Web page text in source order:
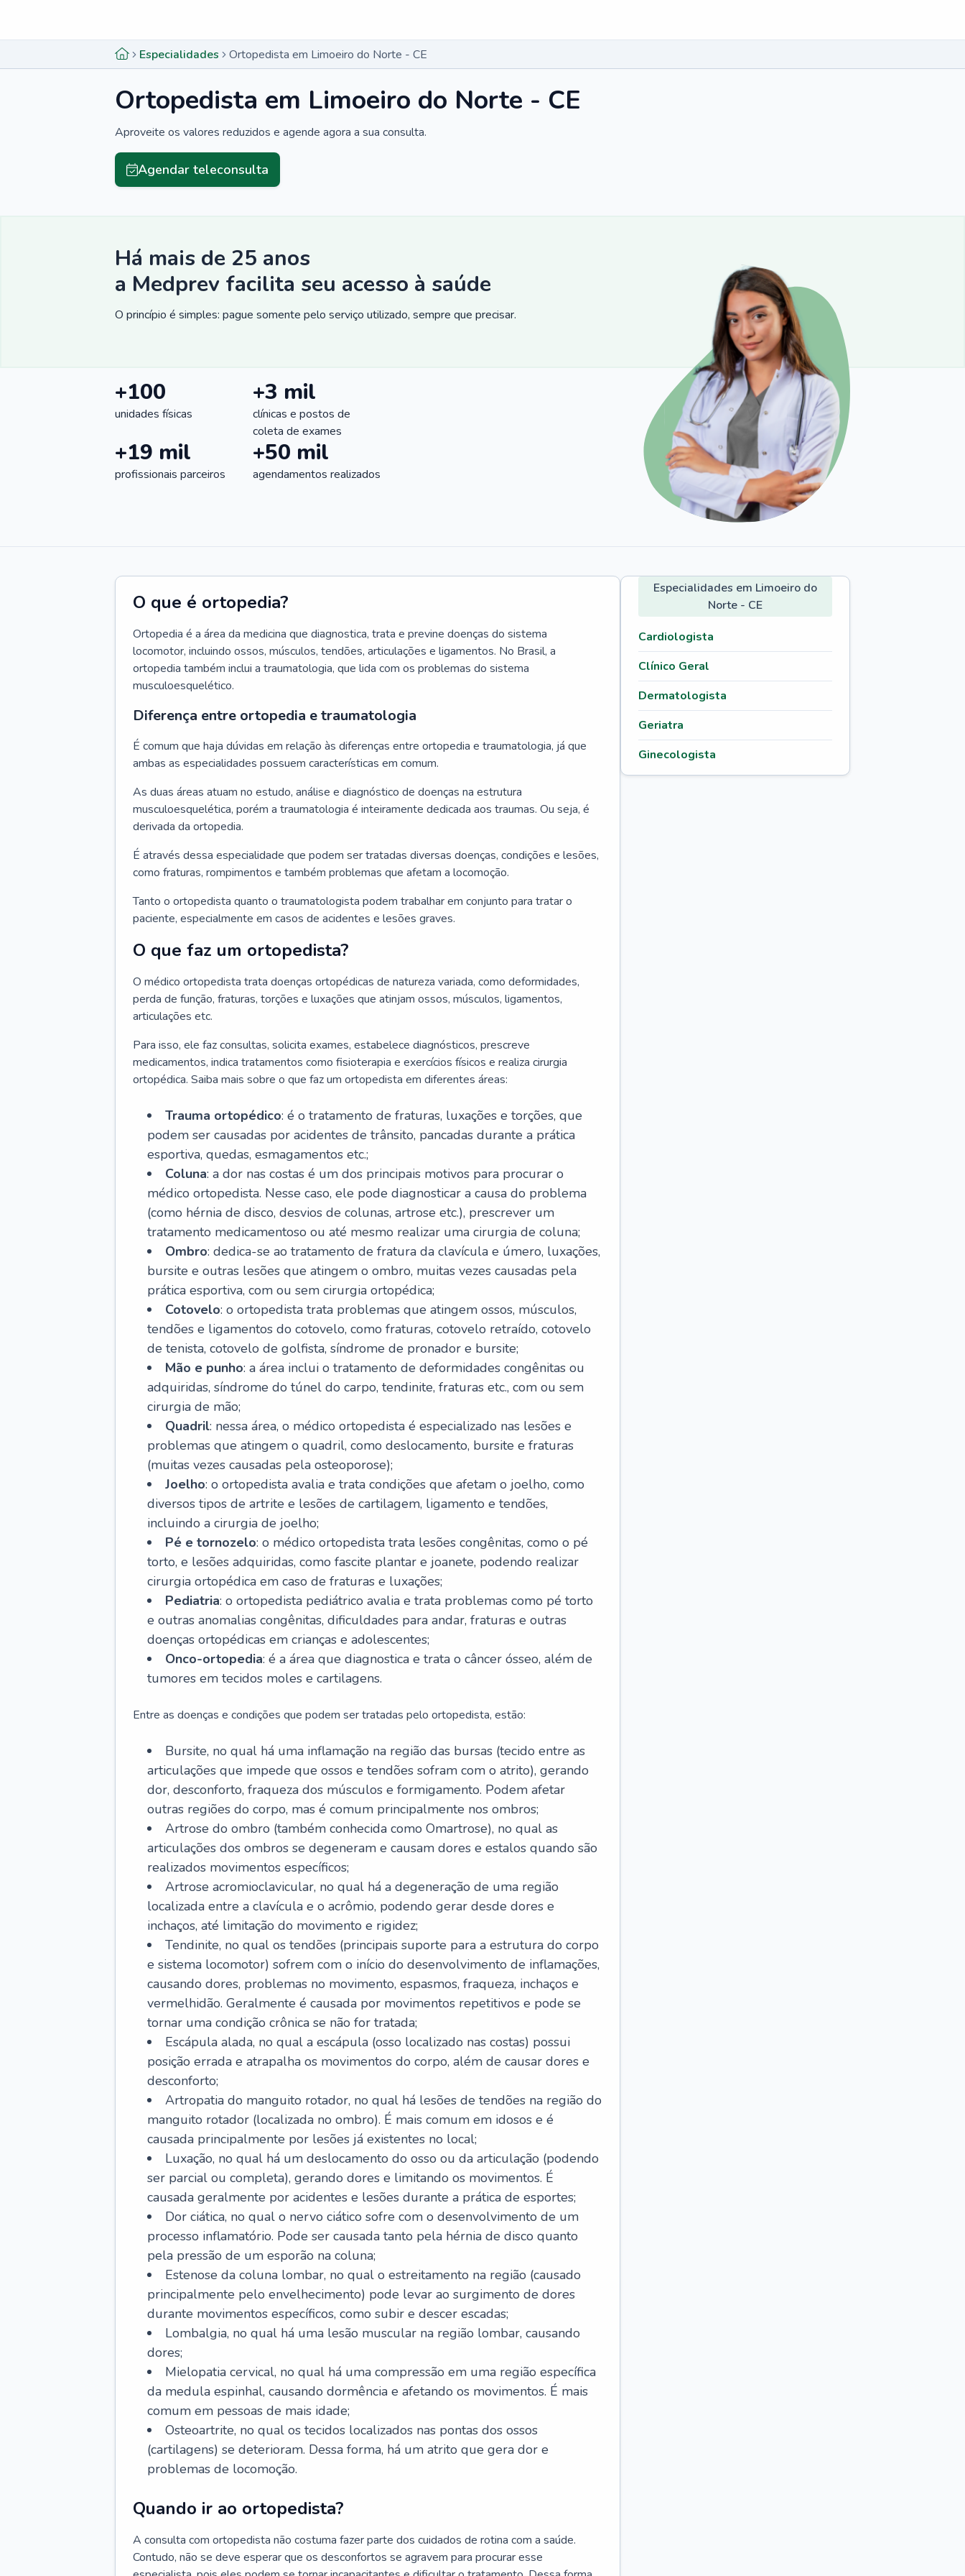
Especialidades Ortopedista em Limoeiro do Norte - CE
Ortopedista em Limoeiro do Norte - CE
Aproveite os valores reduzidos e agende agora a sua consulta.
Agendar teleconsulta
Há mais de 25 anos
a Medprev facilita seu acesso à saúde
O princípio é simples: pague somente pelo serviço utilizado, sempre que precisar.
+100
unidades físicas
+3 mil
clínicas e postos de
coleta de exames
+19 mil
profissionais parceiros
+50 mil
agendamentos realizados
O que é ortopedia?
Ortopedia é a área da medicina que diagnostica, trata e previne doenças do sistema
locomotor, incluindo ossos, músculos, tendões, articulações e ligamentos. No Brasil, a
ortopedia também inclui a traumatologia, que lida com os problemas do sistema
musculoesquelético.
Diferença entre ortopedia e traumatologia
É comum que haja dúvidas em relação às diferenças entre ortopedia e traumatologia, já que
ambas as especialidades possuem características em comum.
As duas áreas atuam no estudo, análise e diagnóstico de doenças na estrutura
musculoesquelética, porém a traumatologia é inteiramente dedicada aos traumas. Ou seja, é
derivada da ortopedia.
É através dessa especialidade que podem ser tratadas diversas doenças, condições e lesões,
como fraturas, rompimentos e também problemas que afetam a locomoção.
Tanto o ortopedista quanto o traumatologista podem trabalhar em conjunto para tratar o
paciente, especialmente em casos de acidentes e lesões graves.
O que faz um ortopedista?
O médico ortopedista trata doenças ortopédicas de natureza variada, como deformidades,
perda de função, fraturas, torções e luxações que atinjam ossos, músculos, ligamentos,
articulações etc.
Para isso, ele faz consultas, solicita exames, estabelece diagnósticos, prescreve
medicamentos, indica tratamentos como fisioterapia e exercícios físicos e realiza cirurgia
ortopédica. Saiba mais sobre o que faz um ortopedista em diferentes áreas:
Trauma ortopédico: é o tratamento de fraturas, luxações e torções, que
podem ser causadas por acidentes de trânsito, pancadas durante a prática
esportiva, quedas, esmagamentos etc.;
Coluna: a dor nas costas é um dos principais motivos para procurar o
médico ortopedista. Nesse caso, ele pode diagnosticar a causa do problema
(como hérnia de disco, desvios de colunas, artrose etc.), prescrever um
tratamento medicamentoso ou até mesmo realizar uma cirurgia de coluna;
Ombro: dedica-se ao tratamento de fratura da clavícula e úmero, luxações,
bursite e outras lesões que atingem o ombro, muitas vezes causadas pela
prática esportiva, com ou sem cirurgia ortopédica;
Cotovelo: o ortopedista trata problemas que atingem ossos, músculos,
tendões e ligamentos do cotovelo, como fraturas, cotovelo retraído, cotovelo
de tenista, cotovelo de golfista, síndrome de pronador e bursite;
Mão e punho: a área inclui o tratamento de deformidades congênitas ou
adquiridas, síndrome do túnel do carpo, tendinite, fraturas etc., com ou sem
cirurgia de mão;
Quadril: nessa área, o médico ortopedista é especializado nas lesões e
problemas que atingem o quadril, como deslocamento, bursite e fraturas
(muitas vezes causadas pela osteoporose);
Joelho: o ortopedista avalia e trata condições que afetam o joelho, como
diversos tipos de artrite e lesões de cartilagem, ligamento e tendões,
incluindo a cirurgia de joelho;
Pé e tornozelo: o médico ortopedista trata lesões congênitas, como o pé
torto, e lesões adquiridas, como fascite plantar e joanete, podendo realizar
cirurgia ortopédica em caso de fraturas e luxações;
Pediatria: o ortopedista pediátrico avalia e trata problemas como pé torto
e outras anomalias congênitas, dificuldades para andar, fraturas e outras
doenças ortopédicas em crianças e adolescentes;
Onco-ortopedia: é a área que diagnostica e trata o câncer ósseo, além de
tumores em tecidos moles e cartilagens.
Entre as doenças e condições que podem ser tratadas pelo ortopedista, estão:
Bursite, no qual há uma inflamação na região das bursas (tecido entre as
articulações que impede que ossos e tendões sofram com o atrito), gerando
dor, desconforto, fraqueza dos músculos e formigamento. Podem afetar
outras regiões do corpo, mas é comum principalmente nos ombros;
Artrose do ombro (também conhecida como Omartrose), no qual as
articulações dos ombros se degeneram e causam dores e estalos quando são
realizados movimentos específicos;
Artrose acromioclavicular, no qual há a degeneração de uma região
localizada entre a clavícula e o acrômio, podendo gerar desde dores e
inchaços, até limitação do movimento e rigidez;
Tendinite, no qual os tendões (principais suporte para a estrutura do corpo
e sistema locomotor) sofrem com o início do desenvolvimento de inflamações,
causando dores, problemas no movimento, espasmos, fraqueza, inchaços e
vermelhidão. Geralmente é causada por movimentos repetitivos e pode se
tornar uma condição crônica se não for tratada;
Escápula alada, no qual a escápula (osso localizado nas costas) possui
posição errada e atrapalha os movimentos do corpo, além de causar dores e
desconforto;
Artropatia do manguito rotador, no qual há lesões de tendões na região do
manguito rotador (localizada no ombro). É mais comum em idosos e é
causada principalmente por lesões já existentes no local;
Luxação, no qual há um deslocamento do osso ou da articulação (podendo
ser parcial ou completa), gerando dores e limitando os movimentos. É
causada geralmente por acidentes e lesões durante a prática de esportes;
Dor ciática, no qual o nervo ciático sofre com o desenvolvimento de um
processo inflamatório. Pode ser causada tanto pela hérnia de disco quanto
pela pressão de um esporão na coluna;
Estenose da coluna lombar, no qual o estreitamento na região (causado
principalmente pelo envelhecimento) pode levar ao surgimento de dores
durante movimentos específicos, como subir e descer escadas;
Lombalgia, no qual há uma lesão muscular na região lombar, causando
dores;
Mielopatia cervical, no qual há uma compressão em uma região específica
da medula espinhal, causando dormência e afetando os movimentos. É mais
comum em pessoas de mais idade;
Osteoartrite, no qual os tecidos localizados nas pontas dos ossos
(cartilagens) se deterioram. Dessa forma, há um atrito que gera dor e
problemas de locomoção.
Quando ir ao ortopedista?
A consulta com ortopedista não costuma fazer parte dos cuidados de rotina com a saúde.
Contudo, não se deve esperar que os desconfortos se agravem para procurar esse
Especialidades em Limoeiro do
Norte - CE
Cardiologista
Clínico Geral
Dermatologista
Geriatra
Ginecologista